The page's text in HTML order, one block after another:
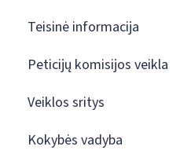
Teisinė informacija
Peticijų komisijos veikla
Veiklos sritys
Kokybės vadyba